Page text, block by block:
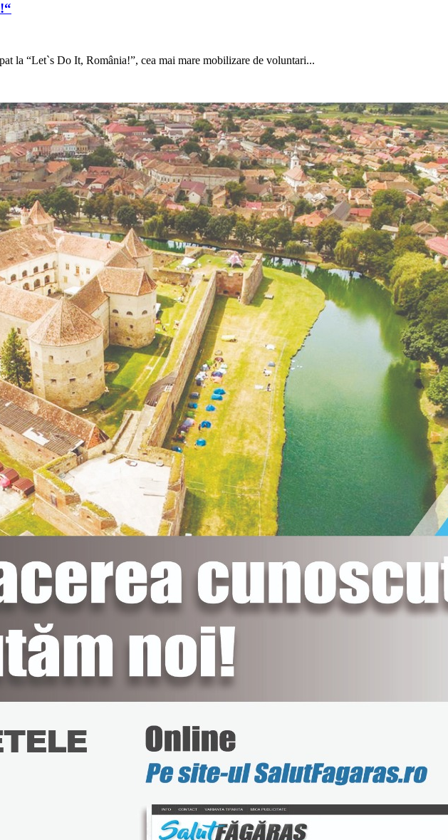
la “Let`s Do It, România!”, cea mai mare mobilizare de voluntari...